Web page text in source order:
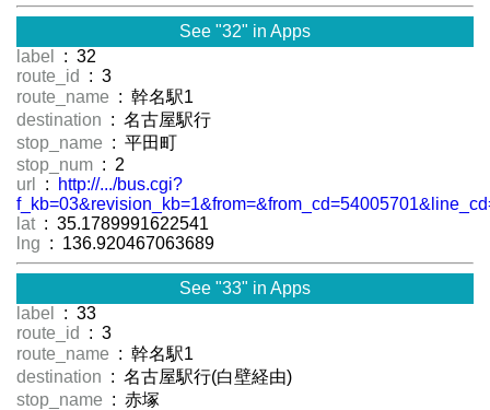
See "32" in Apps
label
: 32
route_id
: 3
route_name : 幹名駅1
destination : 名古屋駅行
stop_name : 平田町
stop_num : 2
url
:
http://.../bus.cgi?
lat : 35.1789991622541
lng : 136.920467063689
See "33" in Apps
label
: 33
route_id
: 3
route_name : 幹名駅1
destination : 名古屋駅行(白壁経由)
stop_name : 赤塚